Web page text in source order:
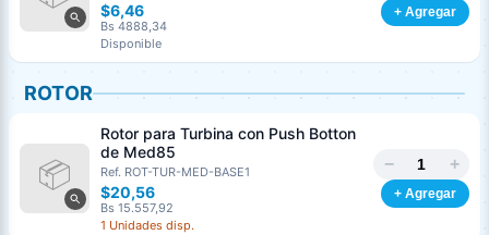
$6,46
Bs 4888,34
Disponible
+ Agregar
ROTOR
Rotor para Turbina con Push Botton
de Med85
Ref. ROT-TUR-MED-BASE1
$20,56
Bs 15.557,92
1 Unidades disp.
− +
+ Agregar
Teléfono (opcional)
Cancelar
Clave